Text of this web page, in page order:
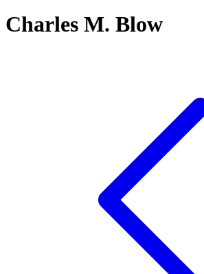
Charles M. Blow